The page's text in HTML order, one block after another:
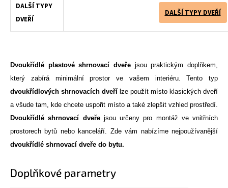
DALŠÍ TYPY
DVEŘÍ
DALŠÍ TYPY DVEŘÍ
Dvoukřídlé plastové shrnovací dveře jsou praktickým doplňkem,
který zabírá minimální prostor ve vašem interiéru. Tento typ
dvoukřídlových shrnovacích dveří lze použít místo klasických dveří
a všude tam, kde chcete uspořit místo a také zlepšit vzhled prostředí.
Dvoukřídlé shrnovací dveřejsou určeny pro montáž ve vnitřních
prostorech bytů nebo kanceláří. Zde vám nabízíme nejpoužívanější
dvoukřídlé shrnovací dveře do bytu.
Doplňkové parametry